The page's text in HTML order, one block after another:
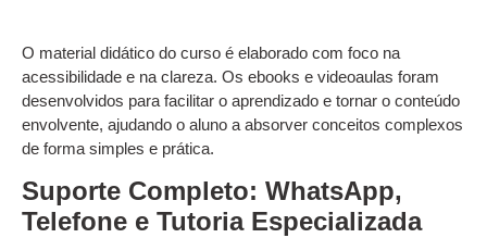
O material didático do curso é elaborado com foco na
acessibilidade e na clareza. Os ebooks e videoaulas foram
desenvolvidos para facilitar o aprendizado e tornar o conteúdo
envolvente, ajudando o aluno a absorver conceitos complexos
de forma simples e prática.
Suporte Completo: WhatsApp,
Telefone e Tutoria Especializada